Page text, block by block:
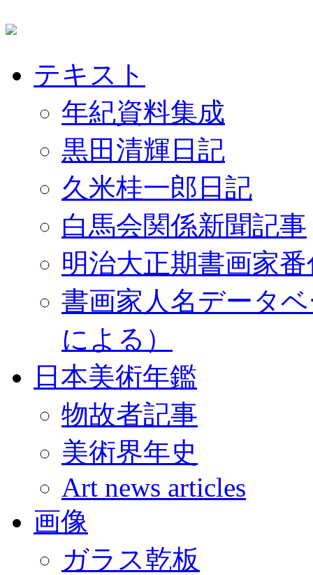
テキスト
年紀資料集成
黒田清輝日記
久米桂一郎日記
白馬会関係新聞記事
明治大正期書画家
書画家人名データ
による）
日本美術年鑑
物故者記事
美術界年史
Art news articles
画像
ガラス乾板